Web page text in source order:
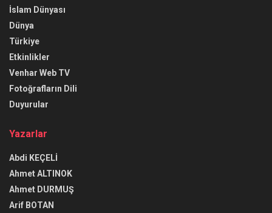
İslam Dünyası
Dünya
Türkiye
Etkinlikler
Venhar Web TV
Fotoğrafların Dili
Duyurular
Yazarlar
Abdi KEÇELİ
Ahmet ALTINOK
Ahmet DURMUŞ
Arif BOTAN